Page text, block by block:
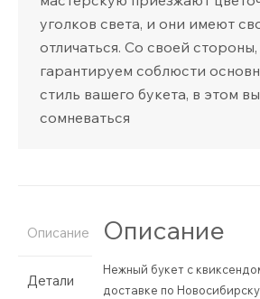
уголков света, и они имеют
отличаться. Со своей
гарантируем соблюсти
стиль вашего букета, в этом
сомневаться
Описание
Детали
Описание
Нежный букет с
доставке по Новосибирску